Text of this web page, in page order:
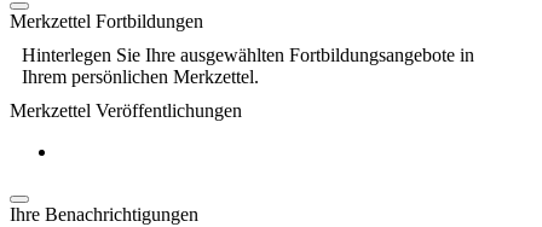
Merkzettel Fortbildungen
Hinterlegen Sie Ihre ausgewählten Fortbildungsangebote in
Ihrem persönlichen Merkzettel.
Merkzettel Veröffentlichungen
Ihre Benachrichtigungen